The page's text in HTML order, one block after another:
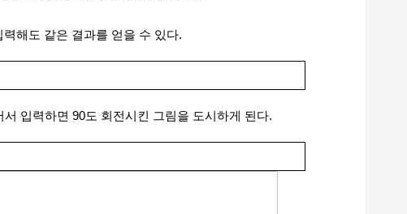
해도 같은 결과를 얻을 수 있다.
입력하면 90도 회전시킨 그림을 도시하게 된다.